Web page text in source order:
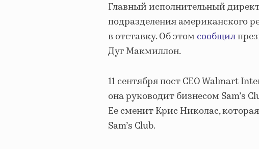
Главный исполнительный
подразделения американского
в отставку. Об этомсообщил
Дуг Макмиллон.
11 сентября пост CEO Walmart
она руководит бизнесом Sam’s
Ее сменит Крис Николас,
Sam’s Club.